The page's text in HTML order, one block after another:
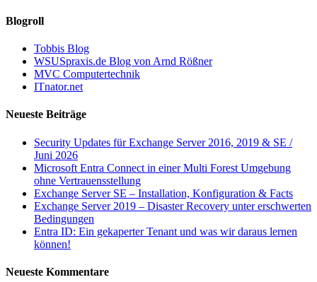
Blogroll
Tobbis Blog
WSUSpraxis.de Blog von Arnd Rößner
MVC Computertechnik
ITnator.net
Neueste Beiträge
Security Updates für Exchange Server 2016, 2019 & SE /
Juni 2026
Microsoft Entra Connect in einer Multi Forest Umgebung
ohne Vertrauensstellung
Exchange Server SE – Installation, Konfiguration & Facts
Exchange Server 2019 – Disaster Recovery unter erschwerten
Bedingungen
Entra ID: Ein gekaperter Tenant und was wir daraus lernen
können!
Neueste Kommentare